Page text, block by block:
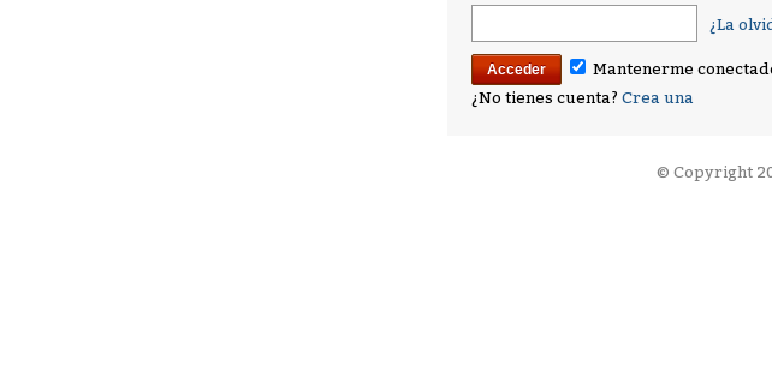
¿La
Mantenerme
¿No tienes cuenta? Crea una
© Copyright